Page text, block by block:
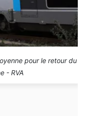
pour le retour du
- RVA